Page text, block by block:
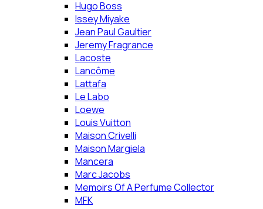
Hugo Boss
Issey Miyake
Jean Paul Gaultier
Jeremy Fragrance
Lacoste
Lancôme
Lattafa
Le Labo
Loewe
Louis Vuitton
Maison Crivelli
Maison Margiela
Mancera
Marc Jacobs
Memoirs Of A Perfume Collector
MFK